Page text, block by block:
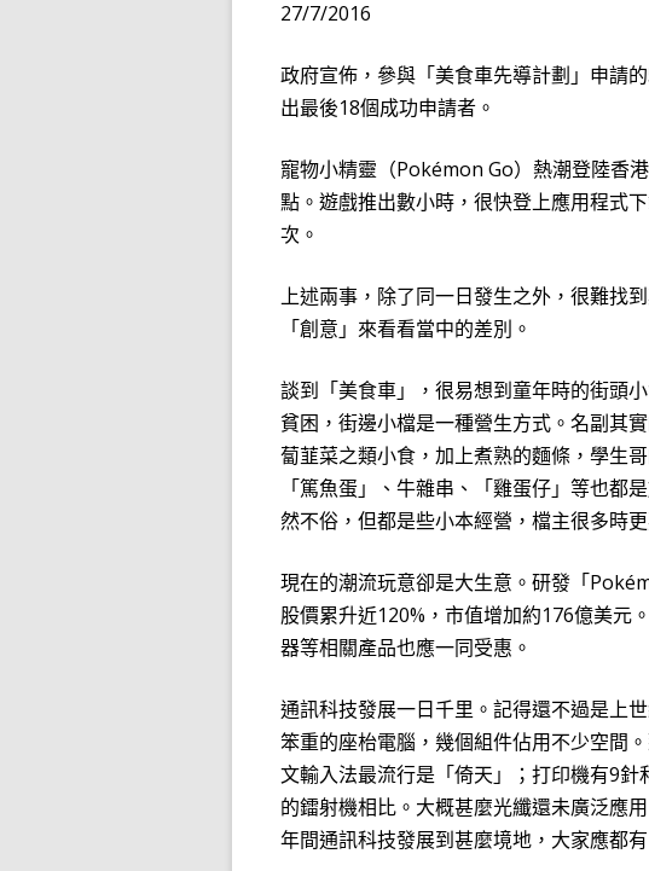
27/7/2016
政府宣佈，參與「美食車先導計劃」申請的
出最後18個成功申請者。
寵物小精靈（Pokémon Go） 熱潮登陸香
點。遊戲推出數小時，很快登上應用程式
次。
上述兩事，除了同一日發生之外，很難找
「創意」來看看當中的差別。
談到「美食車」，很易想到童年時的街頭
貧困，街邊小檔是一種營生方式。名副其
蔔韮菜之類小食，加上煮熟的麵條，學生
「篤魚蛋」、牛雜串、「雞蛋仔」等也都
然不俗，但都是些小本經營，檔主很多時
現在的潮流玩意卻是大生意。研發「
股價累升近120% ，市值增加約176億美元
器等相關產品也應一同受惠。
通訊科技發展一日千里。記得還不過是上
笨重的座枱電腦，幾個組件佔用不少空間
文輸入法最流行是「倚天」；打印機有9針
的鐳射機相比。大概甚麼光纖還未廣泛應
年間通訊科技發展到甚麼境地，大家應都